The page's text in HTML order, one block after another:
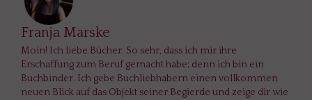
Franja Marske
Moin! Ich liebe Bücher. So sehr, dass ich mir ihre
Erschaffung zum Beruf gemacht habe; denn ich bin ein
Buchbinder. Ich gebe Buchliebhabern einen vollkommen
neuen Blick auf das Objekt seiner Begierde und zeige dir wie